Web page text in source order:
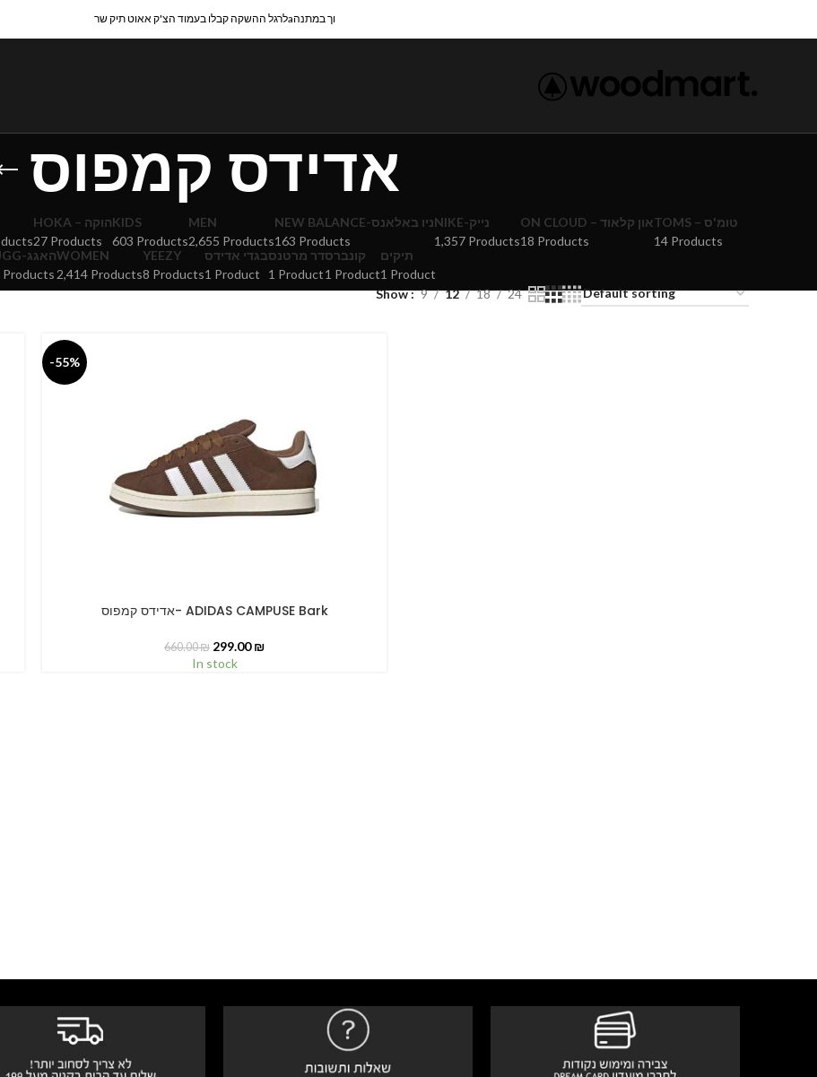
לרגל ההשקה קבלו בעמוד הצ'ק אאוט תיק שרaוך במתנה
אדידס קמפוס
HOKA – הוקה
27 Products
KIDS
603 Products
MEN
2,655 Products
NEW BALANCE-ניו באלאנס
163 Products
NIKE-נייק
1,357 Products
ON CLOUD – און קלאוד
18 Products
TOMS – טומ'ס
14 Products
UGG-האגג
Products
WOMEN
2,414 Products
YEEZY
8 Products
בגדי אדידס
1 Product
דר מרטנס
1 Product
קונברס
1 Product
תיקים
1 Product
Show 9 12 18 24
-55%
SELECT OPTIONS אדידס קמפוס- ADIDAS CAMPUSE Bark
660.00₪ 299.00₪
In stock